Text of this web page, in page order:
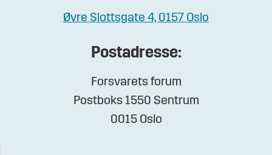
Øvre Slottsgate 4, 0157 Oslo
Postadresse:
Forsvarets forum
Postboks 1550 Sentrum
0015 Oslo